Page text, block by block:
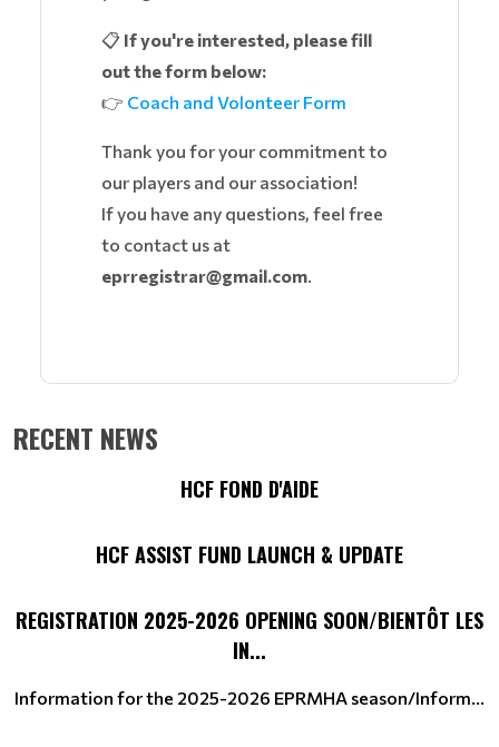
📋 If you're interested, please fill
out the form below:
👉 Coach and Volonteer Form
Thank you for your commitment to
our players and our association!
If you have any questions, feel free
to contact us at
eprregistrar@gmail.com.
RECENT NEWS
HCF FOND D'AIDE
HCF ASSIST FUND LAUNCH & UPDATE
REGISTRATION 2025-2026 OPENING SOON/BIENTÔT LES
IN...
Information for the 2025-2026 EPRMHA season/Inform...